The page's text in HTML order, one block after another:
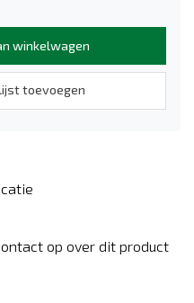
winkelwagen
toevoegen
op over dit product